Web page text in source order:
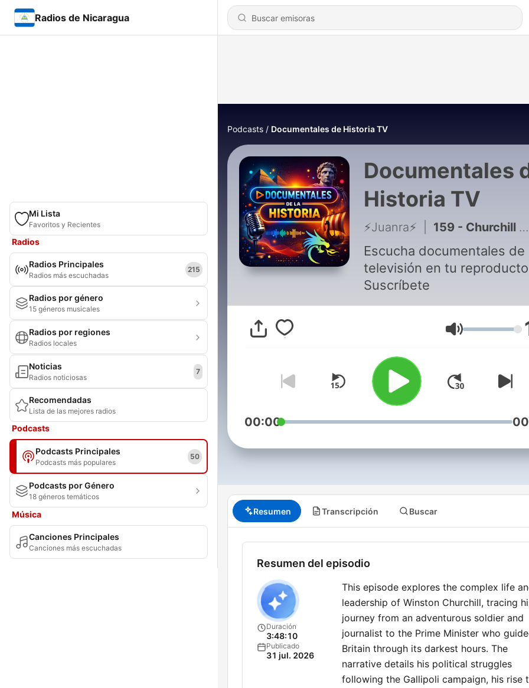
Radios de Nicaragua
Mi Lista
Favoritos y Recientes
Radios
Radios Principales
Radios más escuchadas
215
Radios por género
15 géneros musicales
Radios por regiones
Radios locales
Noticias
Radios noticiosas
7
Recomendadas
Lista de las mejores radios
Podcasts
Podcasts Principales
Podcasts más populares
50
Podcasts por Género
18 géneros temáticos
Música
Canciones Principales
Canciones más escuchadas
Podcasts Documentales de Historia TV
Documentales
Historia TV
⚡️Juanra⚡️ 159 - Churchill contra Hitler
Escucha documentales de
televisión en tu
Suscríbete
Volumen
00:00
Resumen Transcripción Buscar
Resumen del episodio
Duración
3:48:10
Publicado
31 jul. 2026
This episode explores the complex life
leadership of Winston Churchill, tracing
journey from an adventurous soldier and
journalist to the Prime Minister who
Britain through its darkest hours. The
narrative details his political struggles
following the Gallipoli campaign, his rise